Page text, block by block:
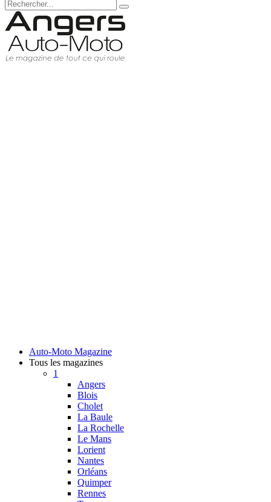
Auto-Moto Magazine
Tous les magazines
1
Angers
Blois
Cholet
La Baule
La Rochelle
Le Mans
Lorient
Nantes
Orléans
Quimper
Rennes